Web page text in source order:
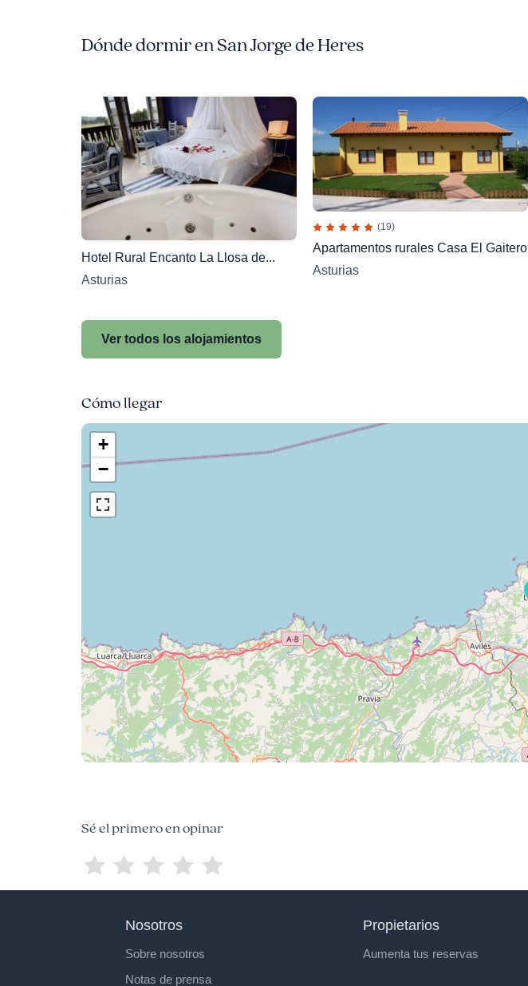
Dónde dormir en San Jorge de Heres
Hotel Rural Encanto La Llosa de...
Asturias
(19)
Apartamentos rurales Casa El Gaitero
Asturias
Ver todos los alojamientos
Cómo llegar
+
−
Sé el primero en opinar
Nosotros
Sobre nosotros
Notas de prensa
Propietarios
Aumenta tus reservas